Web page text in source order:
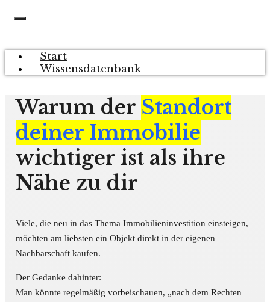
Start
Wissensdatenbank
Warum der Standort
deiner Immobilie
wichtiger ist als ihre
Nähe zu dir
Viele, die neu in das Thema Immobilieninvestition einsteigen,
möchten am liebsten ein Objekt direkt in der eigenen
Nachbarschaft kaufen.
Der Gedanke dahinter:
Man könnte regelmäßig vorbeischauen, „nach dem Rechten